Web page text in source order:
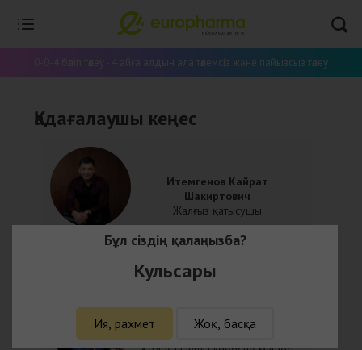
0-0-4 бөліп төлеу - 4 айға алдын ала төлемсіз және пайызсыз төлеу
Қадағалаушы кеңес
Итемгенов Кайрат
Шакиртович
Жалғыз қатысушы
Берденов Руслан
Бұл сіздің қалаңызба?
Кульсары
Ия, рахмет Жоқ, басқа